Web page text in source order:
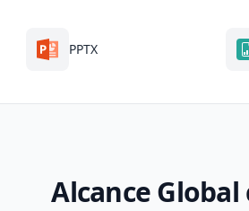
PPTX
Alcance